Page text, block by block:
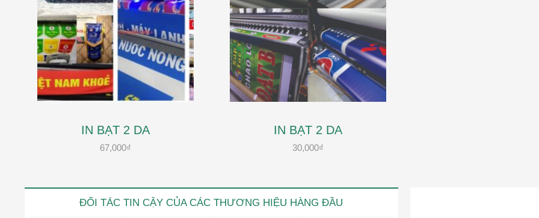
IN BẠT 2 DA
67,000₫
IN BẠT 2 DA
30,000₫
ĐỐI TÁC TIN CẬY CỦA CÁC THƯƠNG HIỆU HÀNG ĐẦU